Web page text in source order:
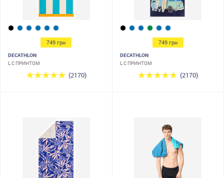
749 грн
DECATHLON
L С ПРИНТОМ
(2170)
749 грн
DECATHLON
L С ПРИНТОМ
(2170)